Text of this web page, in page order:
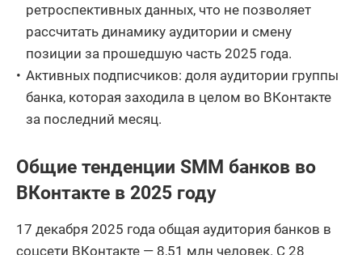
13
КБ
ЭНЕРГОТРАНСБАНК
(АО)
36 211 588
14 АО ОТП Банк
704 676 127
15
АО ТБанк
17
АО Банк Акцепт
26 589 081
19
АО БАНК СНГБ 123 332 006
ретроспективных данных, что не позволяет
рассчитать динамику аудитории и смену
позиции за прошедшую часть 2025 года.
Активных подписчиков: доля аудитории группы
банка, которая заходила в целом во ВКонтакте
за последний месяц.
Общие тенденции SMM банков во
ВКонтакте в 2025 году
17 декабря 2025 года общая аудитория банков в
соцсети ВКонтакте — 8,51 млн человек. С 28